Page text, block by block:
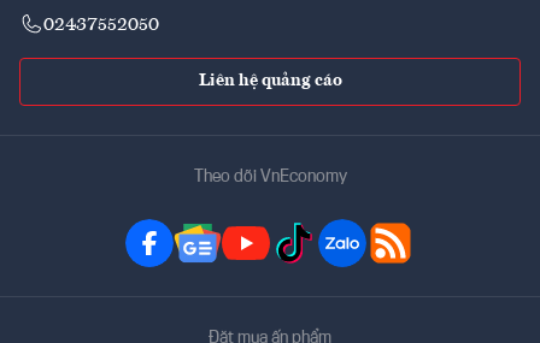
02437552050
Liên hệ quảng cáo
Theo dõi VnEconomy
Đặt mua ấn phẩm